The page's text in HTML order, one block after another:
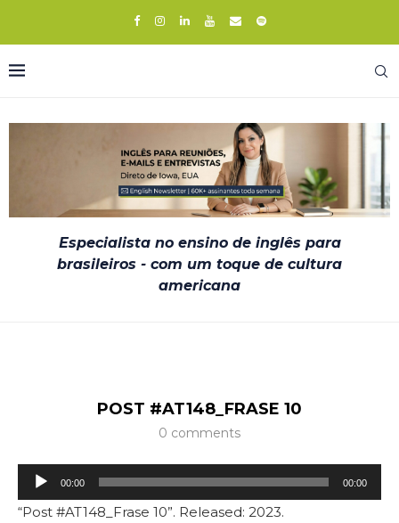
Especialista no ensino de inglês para
brasileiros - com um toque de cultura
americana
POST #AT148_FRASE 10
0 comments
Tocador
de
00:00 00:00
“Post #AT148_Frase 10”. Released: 2023.